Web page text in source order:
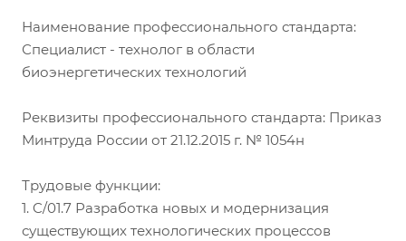
Наименование профессионального стандарта:
Специалист - технолог в области
биоэнергетических технологий
Реквизиты профессионального стандарта: Приказ
Минтруда России от 21.12.2015 г. № 1054н
Трудовые функции:
1. C/01.7 Разработка новых и модернизация
существующих технологических процессов